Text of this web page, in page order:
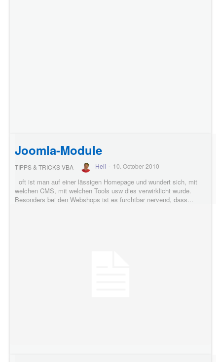
Joomla-Module
TIPPS & TRICKS VBA Heli - 10. October 2010
oft ist man auf einer lässigen Homepage und wundert sich, mit
welchen CMS, mit welchen Tools usw dies verwirklicht wurde.
Besonders bei den Webshops ist es furchtbar nervend, dass...